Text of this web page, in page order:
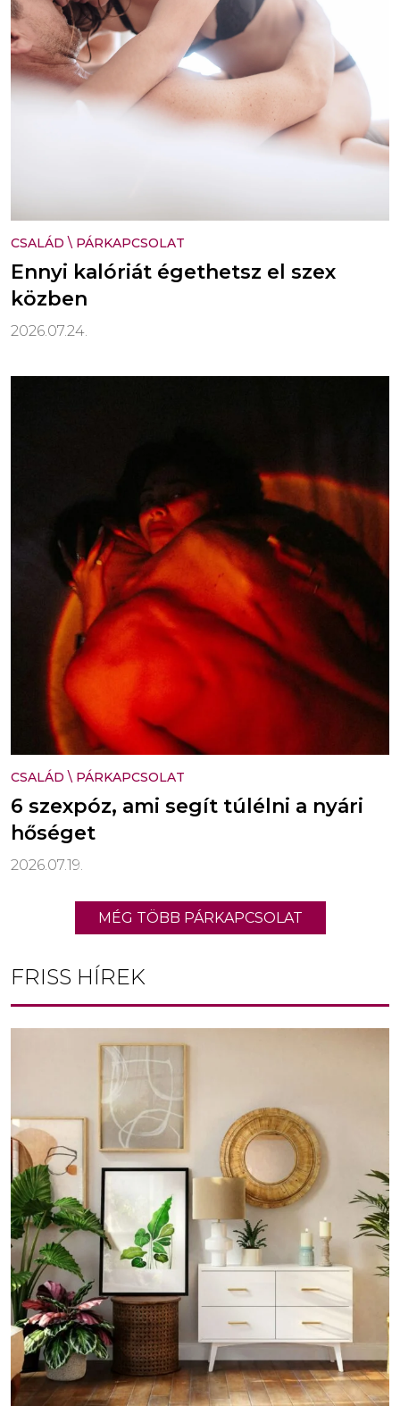
CSALÁD \ PÁRKAPCSOLAT
Ennyi kalóriát égethetsz el szex
közben
2026.07.24.
CSALÁD \ PÁRKAPCSOLAT
6 szexpóz, ami segít túlélni a nyári
hőséget
2026.07.19.
MÉG TÖBB PÁRKAPCSOLAT
FRISS HÍREK